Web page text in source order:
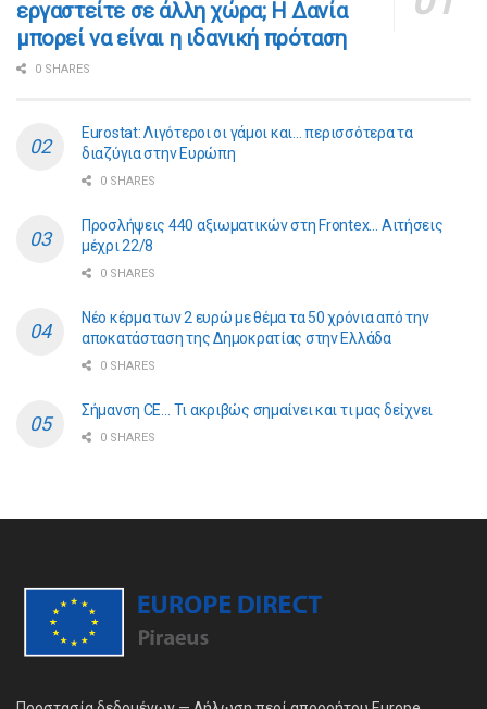
εργαστείτε σε άλλη χώρα; Η Δανία
μπορεί να είναι η ιδανική πρόταση
0 SHARES
Eurostat: Λιγότεροι οι γάμοι και… περισσότερα τα
διαζύγια στην Ευρώπη
0 SHARES
Προσλήψεις 440 αξιωματικών στη Frontex… Αιτήσεις
μέχρι 22/8
0 SHARES
Νέο κέρμα των 2 ευρώ με θέμα τα 50 χρόνια από την
αποκατάσταση της Δημοκρατίας στην Ελλάδα
0 SHARES
Σήμανση CE… Τι ακριβώς σημαίνει και τι μας δείχνει
0 SHARES